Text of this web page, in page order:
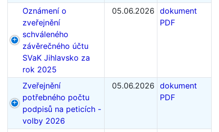
Oznámení o
zveřejnění
schváleného
závěrečného účtu
SVaK Jihlavsko za
rok 2025
05.06.2026 dokument
PDF
Zveřejnění
potřebného počtu
podpisů na peticích -
volby 2026
05.06.2026 dokument
PDF